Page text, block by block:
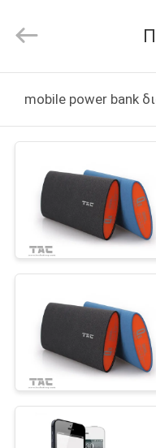
ΠΡΟΪΌΝΤΑ
ΒΊΝΤΕΟ
ΠΕΡΊΠΟΥ
ΕΜΕΊΣ
ΓΎΡΟΣ
ΕΡΓΟΣΤΑΣΊΩΝ
ΠΟΙΟΤΙΚΌΣ
ΈΛΕΓΧΟΣ
Energy
Technology
All
Reserved.mobile power bank